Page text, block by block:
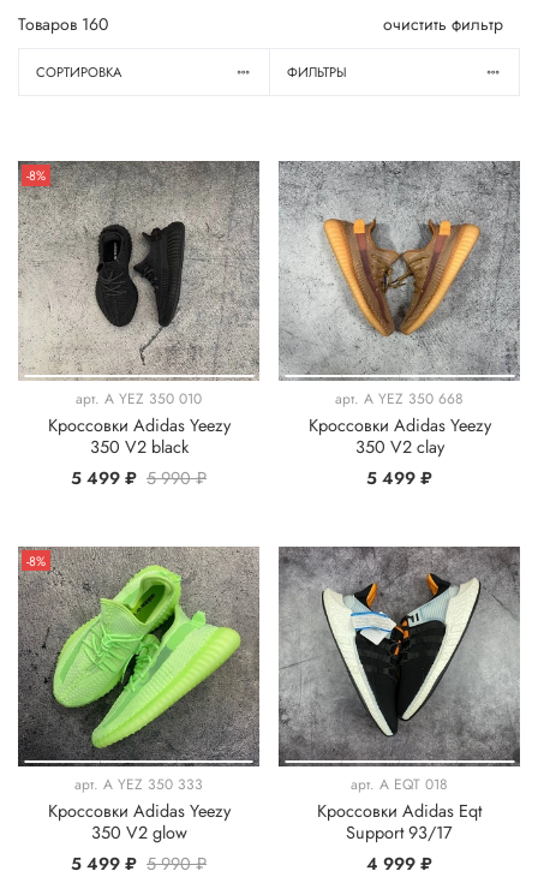
Товаров 160 очистить фильтр
СОРТИРОВКА ФИЛЬТРЫ
-8%
арт. A YEZ 350 010
Кроссовки Adidas Yeezy
350 V2 black
5 499 ₽ 5 990 ₽
арт. A YEZ 350 668
Кроссовки Adidas Yeezy
350 V2 clay
5 499 ₽
-8%
арт. A YEZ 350 333
Кроссовки Adidas Yeezy
350 V2 glow
5 499 ₽ 5 990 ₽
арт. A EQT 018
Кроссовки Adidas Eqt
Support 93/17
4 999 ₽